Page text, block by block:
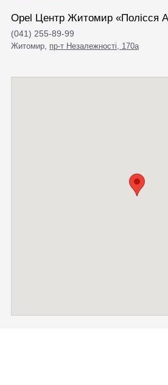
Opel Центр Житомир «Полісся
(041) 255-89-99
Житомир, пр-т Незалежності, 170а